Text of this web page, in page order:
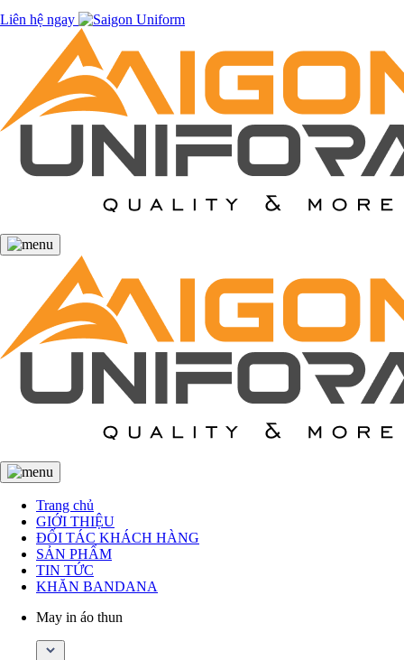
Liên hệ ngay
Trang chủ
GIỚI THIỆU
ĐỐI TÁC KHÁCH HÀNG
SẢN PHẨM
TIN TỨC
KHĂN BANDANA
May in áo thun